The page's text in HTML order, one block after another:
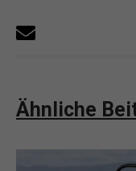
Ähnliche